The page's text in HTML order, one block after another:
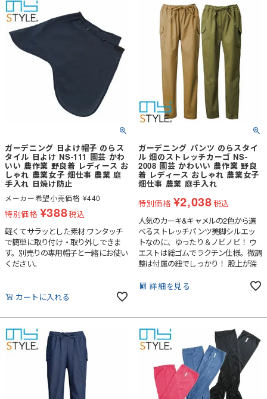
ガーデニング 日よけ帽子 のらス
タイル 日よけ NS-111 園芸 かわ
いい 農作業 野良着 レディース お
しゃれ 農業女子 畑仕事 農業 庭
手入れ 日焼け防止
メーカー希望小売価格 ¥440
特別価格 ¥388税込
軽くてサラッとした素材 ワンタッチ
で簡単に取り付け・取り外しできま
す。別売りの専用帽子と一緒にお使い
ください。
カートに入れる
ガーデニング パンツ のらスタイ
ル 畑のストレッチカーゴ NS-
2008 園芸 かわいい 農作業 野良
着 レディース おしゃれ 農業女子
畑仕事 農業 庭手入れ
特別価格 ¥2,038税込
人気のカーキ&キャメルの2色から選
べるストレッチパンツ美脚シルエッ
トなのに、ゆったり＆ノビノビ！ ウ
エストは総ゴムでラクチン仕様。微調
整は付属の紐でしっかり！ 股上が深
農家さんの声に応えた「面付きファス
ないポケット位置！
詳細を見る